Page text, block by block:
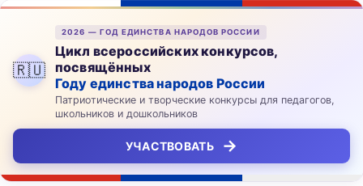
🇷🇺
2026 — ГОД ЕДИНСТВА НАРОДОВ РОССИИ
Цикл всероссийских конкурсов,
посвящённых
Году единства народов России
Патриотические и творческие конкурсы для педагогов,
школьников и дошкольников
УЧАСТВОВАТЬ →